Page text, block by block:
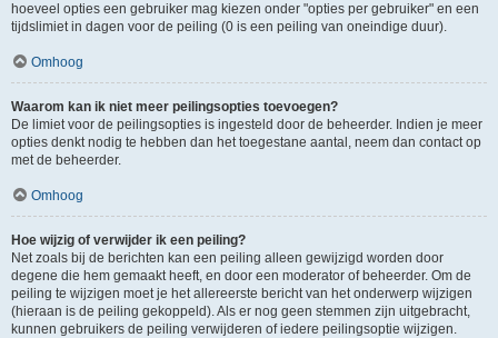
hoeveel opties een gebruiker mag kiezen onder "opties per gebruiker" en een
tijdslimiet in dagen voor de peiling (0 is een peiling van oneindige duur).
Omhoog
Waarom kan ik niet meer peilingsopties toevoegen?
De limiet voor de peilingsopties is ingesteld door de beheerder. Indien je meer
opties denkt nodig te hebben dan het toegestane aantal, neem dan contact op
met de beheerder.
Omhoog
Hoe wijzig of verwijder ik een peiling?
Net zoals bij de berichten kan een peiling alleen gewijzigd worden door
degene die hem gemaakt heeft, en door een moderator of beheerder. Om de
peiling te wijzigen moet je het allereerste bericht van het onderwerp wijzigen
(hieraan is de peiling gekoppeld). Als er nog geen stemmen zijn uitgebracht,
kunnen gebruikers de peiling verwijderen of iedere peilingsoptie wijzigen.